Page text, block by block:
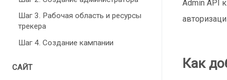
Шаг 3. Рабочая область и ресурсы
трекера
Шаг 4. Создание кампании
САЙТ
Admin API
Как